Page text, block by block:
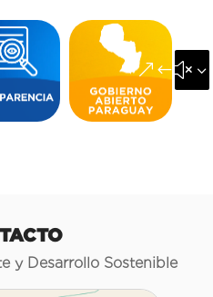
y Desarrollo Sostenible